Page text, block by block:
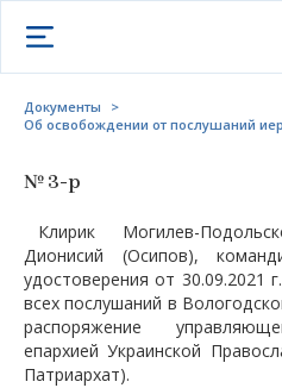
Открыть меню
Документы
>
Об освобождении от послушаний
№ 3-р
Клирик Могилев-
Дионисий (Осипов),
удостоверения от
всех послушаний в
распоряжение
епархией Украинской
Патриархат).